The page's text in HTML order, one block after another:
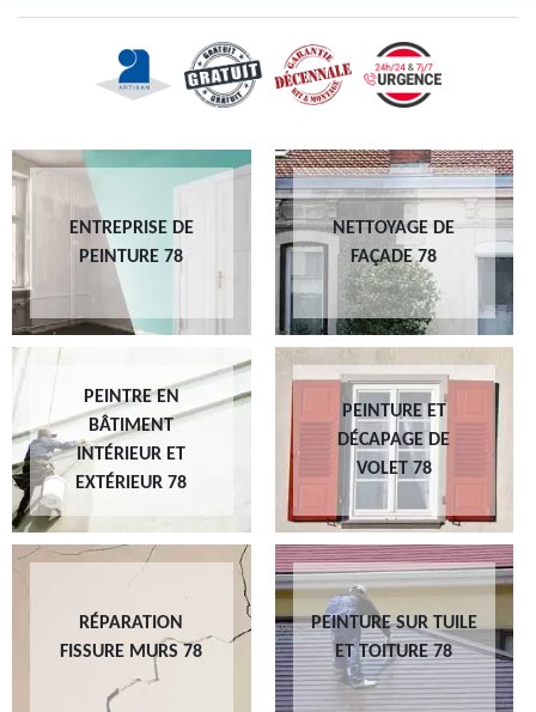
ENTREPRISE DE
PEINTURE 78
NETTOYAGE DE
FAÇADE 78
PEINTRE EN
BÂTIMENT
INTÉRIEUR ET
EXTÉRIEUR 78
PEINTURE ET
DÉCAPAGE DE
VOLET 78
RÉPARATION
FISSURE MURS 78
PEINTURE SUR TUILE
ET TOITURE 78